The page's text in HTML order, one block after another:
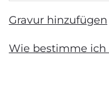
Gravur hinzufügen
Wie bestimme ich